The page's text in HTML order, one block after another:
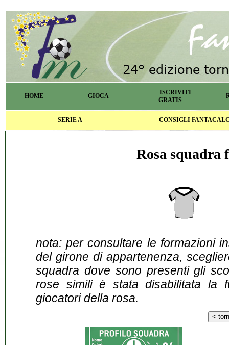
HOME GIOCA
ISCRIVITI
GRATIS
SERIE A CONSIGLI
Rosa squadra
nota: per consultare le formazioni
del girone di appartenenza,
squadra dove sono presenti gli
rose simili è stata disabilitata la
giocatori della rosa.